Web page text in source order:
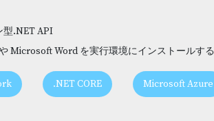
型.NET API
Microsoft Word を実行環境にインストールす
.NET CORE Microsoft Azure